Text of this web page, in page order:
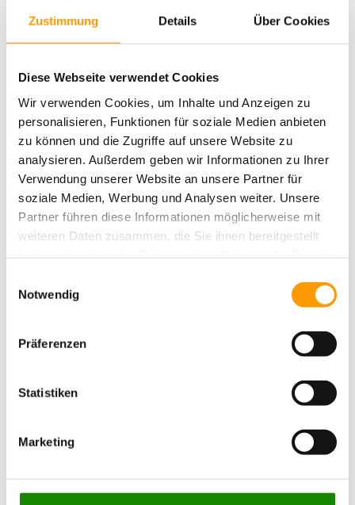
Zustimmung Details Über Cookies
Diese Webseite verwendet Cookies
Wir verwenden Cookies, um Inhalte und Anzeigen zu
personalisieren, Funktionen für soziale Medien anbieten
zu können und die Zugriffe auf unsere Website zu
analysieren. Außerdem geben wir Informationen zu Ihrer
Verwendung unserer Website an unsere Partner für
soziale Medien, Werbung und Analysen weiter. Unsere
Partner führen diese Informationen möglicherweise mit
weiteren Daten zusammen, die Sie ihnen bereitgestellt
Cookies, wenn Sie unsere Webseite weiterhin nutzen.
Notwendig
Präferenzen
Statistiken
Marketing
Aktionsgruppe „Kinder in Not e.V.“ unterstützen?
Die Nummer des Spendenkontos lautet:
Sparkasse Neuwied
IBAN DE03 5745 0120 0012 0000 14
Kennwort: Bau eines Kinderheims auf der Insel Samar